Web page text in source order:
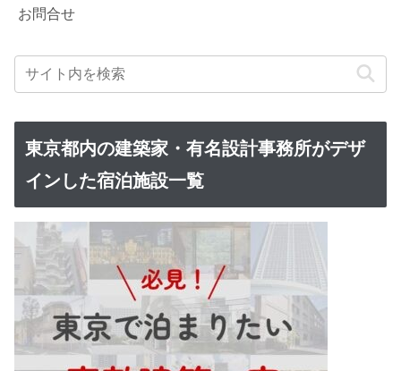
お問合せ
東京都内の建築家・有名設計事務所がデザ
インした宿泊施設一覧